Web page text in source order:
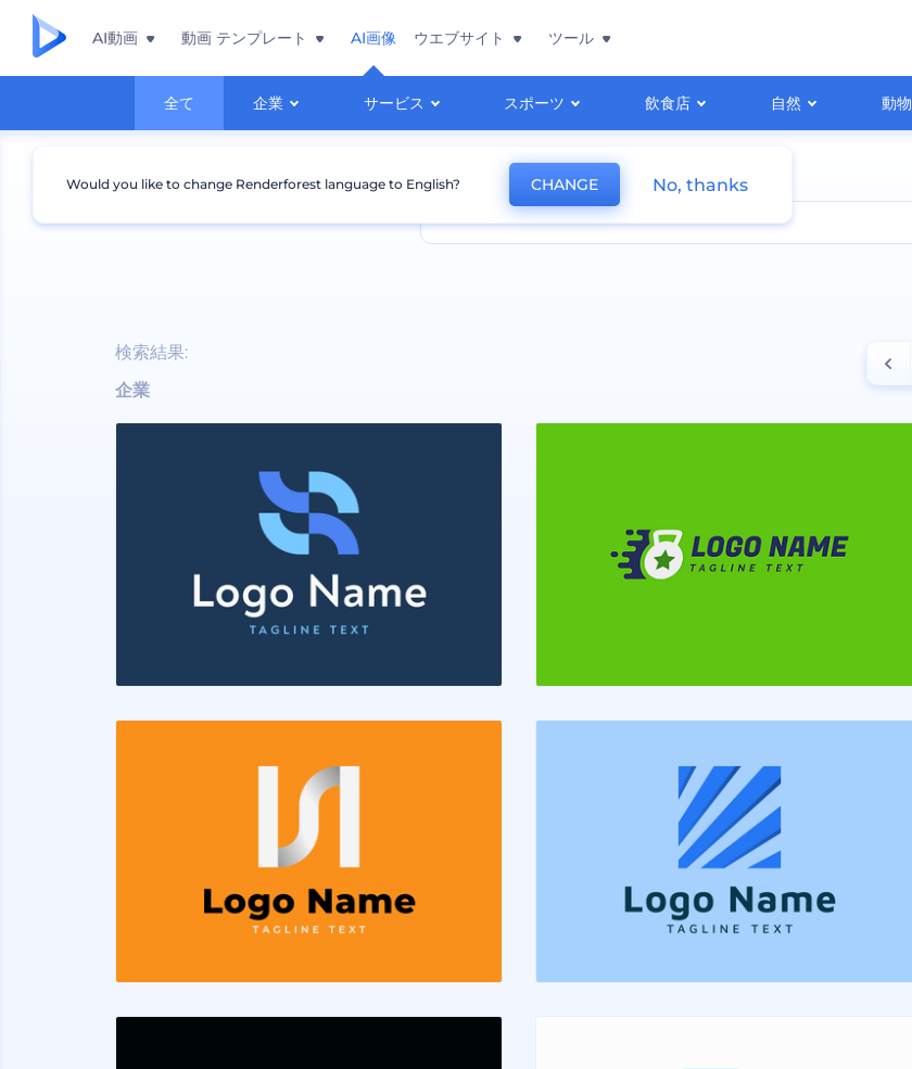
AI動画 動画 テンプレート AI画像
全て 企業 サービス スポーツ 飲食店 自然 動物
ウエブサイト ツール
企業
検索結果:
企業
Would you like to change Renderforest language to English? CHANGE No, thanks